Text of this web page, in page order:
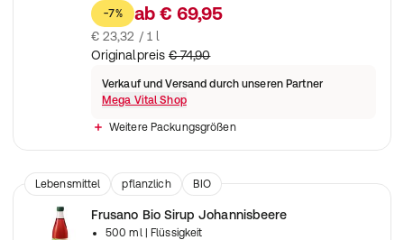
Biologisches Kräutergetränk
-7% ab € 69,95
€ 23,32 / 1 l
Originalpreis € 74,90
Verkauf und Versand durch unseren Partner
Mega Vital Shop
Weitere Packungsgrößen
Lebensmittel pflanzlich BIO
Frusano Bio Sirup Johannisbeere
500 ml
| Flüssigkeit